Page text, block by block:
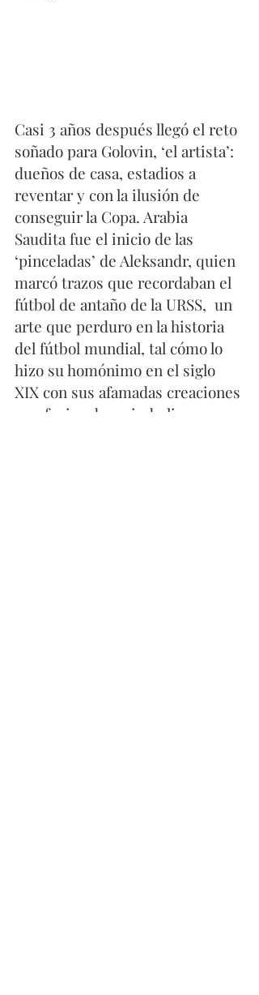
Casi 3 años después llegó el reto
soñado para Golovin, ‘el artista’:
dueños de casa, estadios a
reventar y con la ilusión de
conseguir la Copa. Arabia
Saudita fue el inicio de las
‘pinceladas’ de Aleksandr, quien
marcó trazos que recordaban el
fútbol de antaño de la URSS,  un
arte que perduro en la historia
del fútbol mundial, tal cómo lo
hizo su homónimo en el siglo
XIX con sus afamadas creaciones
que fusionaban simbolismo y